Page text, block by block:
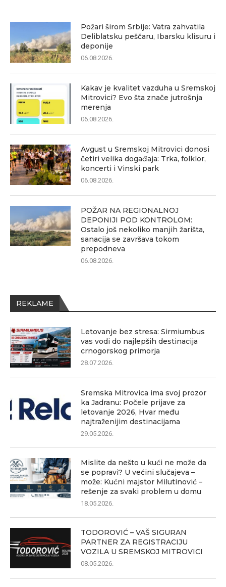
Požari širom Srbije: Vatra zahvatila
Deliblatsku peščaru, Ibarsku klisuru i
deponije
06.08.2026.
Kakav je kvalitet vazduha u Sremskoj
Mitrovici? Evo šta znače jutrošnja
merenja
06.08.2026.
Avgust u Sremskoj Mitrovici donosi
četiri velika događaja: Trka, folklor,
koncerti i Vinski park
06.08.2026.
POŽAR NA REGIONALNOJ
DEPONIJI POD KONTROLOM:
Ostalo još nekoliko manjih žarišta,
sanacija se završava tokom
prepodneva
06.08.2026.
REKLAME
Letovanje bez stresa: Sirmiumbus
vas vodi do najlepših destinacija
crnogorskog primorja
28.07.2026.
Sremska Mitrovica ima svoj prozor
ka Jadranu: Počele prijave za
letovanje 2026, Hvar među
najtraženijim destinacijama
29.05.2026.
Mislite da nešto u kući ne može da
se popravi? U većini slučajeva –
može: Kućni majstor Milutinović –
rešenje za svaki problem u domu
18.05.2026.
TODOROVIĆ – VAŠ SIGURAN
PARTNER ZA REGISTRACIJU
VOZILA U SREMSKOJ MITROVICI
08.05.2026.